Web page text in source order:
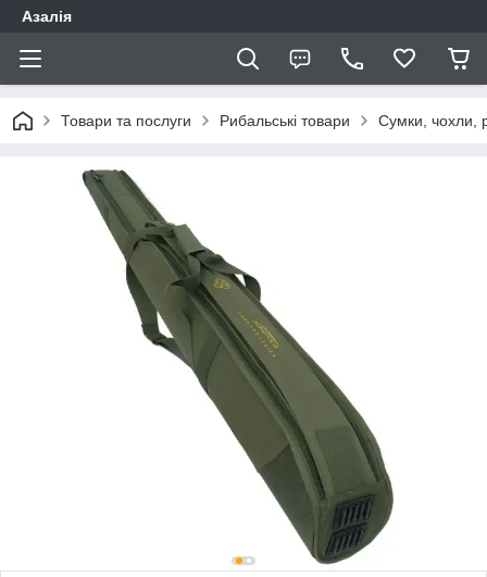
Азалія
Товари та послуги Рибальські товари Сумки, чохли,